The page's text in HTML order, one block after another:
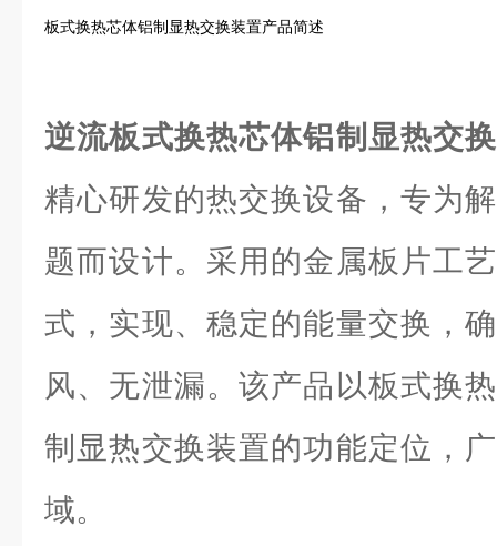
板式换热芯体铝制显热交换装置产品简述
逆流板式换热芯体铝制显热交
精心研发的热交换设备，专为
题而设计。采用的金属板片工
式，实现、稳定的能量交换，
风、无泄漏。该产品以板式换
制显热交换装置的功能定位，
域。